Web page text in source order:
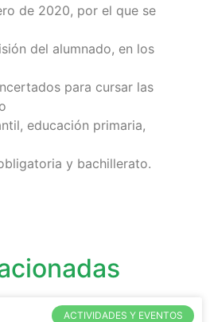
de 2020, por el que se
del alumnado, en los
para cursar las
educación primaria,
y bachillerato.
ACTIVIDADES Y EVENTOS